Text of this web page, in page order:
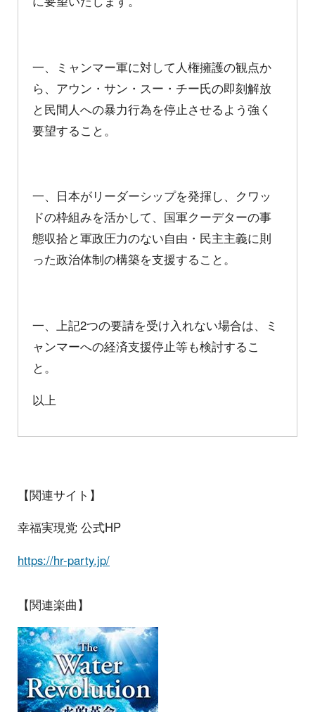
一、ミャンマー軍に対して人権擁護の観点か
ら、アウン・サン・スー・チー氏の即刻解放
と民間人への暴力行為を停止させるよう強く
要望すること。
一、日本がリーダーシップを発揮し、クワッ
ドの枠組みを活かして、国軍クーデターの事
態収拾と軍政圧力のない自由・民主主義に則
った政治体制の構築を支援すること。
一、上記2つの要請を受け入れない場合は、ミ
ャンマーへの経済支援停止等も検討するこ
と。
以上
【関連サイト】
幸福実現党 公式HP
https://hr-party.jp/
【関連楽曲】